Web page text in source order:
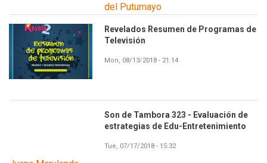
del Putumayo
Revelados Resumen de Programas de
Televisión
Mon, 08/13/2018 - 21:14
Son de Tambora 323 - Evaluación de
estrategias de Edu-Entretenimiento
Tue, 07/17/2018 - 15:32